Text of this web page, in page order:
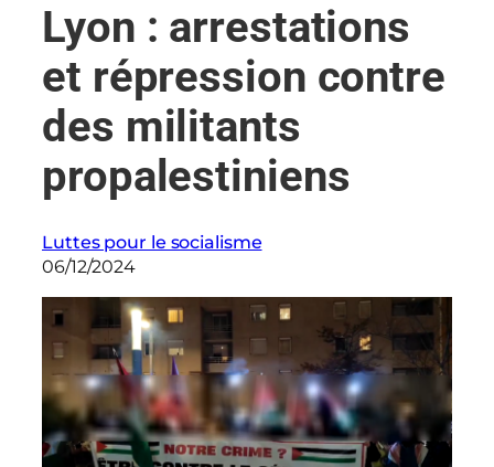
e
Lyon : arrestations
et répression contre
des militants
propalestiniens
Luttes pour le socialisme
06/12/2024